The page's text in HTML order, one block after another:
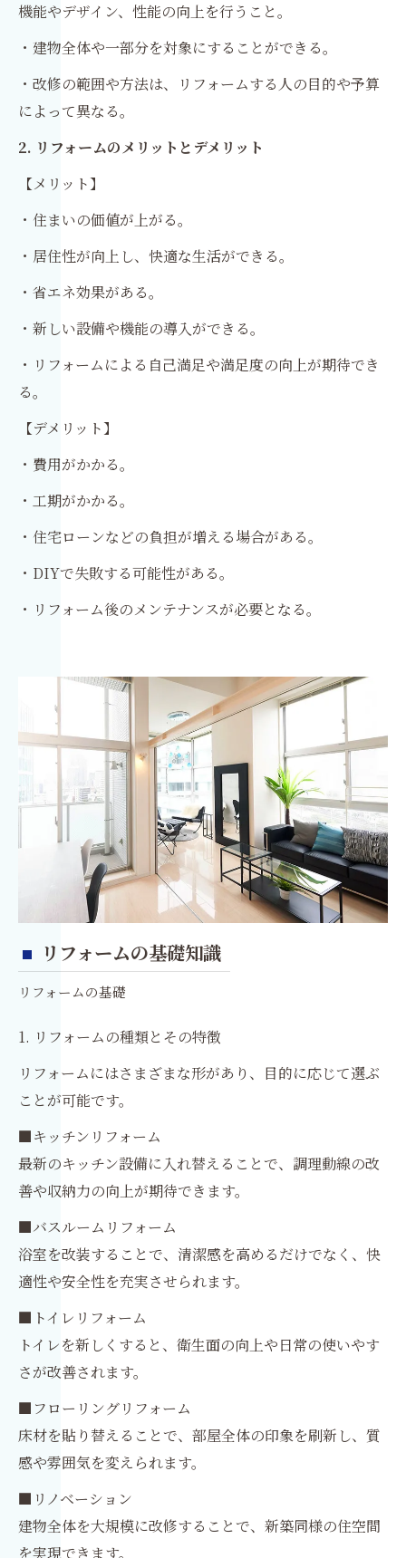
機能やデザイン、性能の向上を行うこと。
・建物全体や一部分を対象にすることができる。
・改修の範囲や方法は、リフォームする人の目的や予算
によって異なる。
2. リフォームのメリットとデメリット
【メリット】
・住まいの価値が上がる。
・居住性が向上し、快適な生活ができる。
・省エネ効果がある。
・新しい設備や機能の導入ができる。
・リフォームによる自己満足や満足度の向上が期待でき
る。
【デメリット】
・費用がかかる。
・工期がかかる。
・住宅ローンなどの負担が増える場合がある。
・DIYで失敗する可能性がある。
・リフォーム後のメンテナンスが必要となる。
リフォームの基礎知識
リフォームの基礎
1. リフォームの種類とその特徴
リフォームにはさまざまな形があり、目的に応じて選ぶ
ことが可能です。
■キッチンリフォーム
最新のキッチン設備に入れ替えることで、調理動線の改
善や収納力の向上が期待できます。
■バスルームリフォーム
浴室を改装することで、清潔感を高めるだけでなく、快
適性や安全性を充実させられます。
■トイレリフォーム
トイレを新しくすると、衛生面の向上や日常の使いやす
さが改善されます。
■フローリングリフォーム
床材を貼り替えることで、部屋全体の印象を刷新し、質
感や雰囲気を変えられます。
■リノベーション
建物全体を大規模に改修することで、新築同様の住空間
を実現できます。